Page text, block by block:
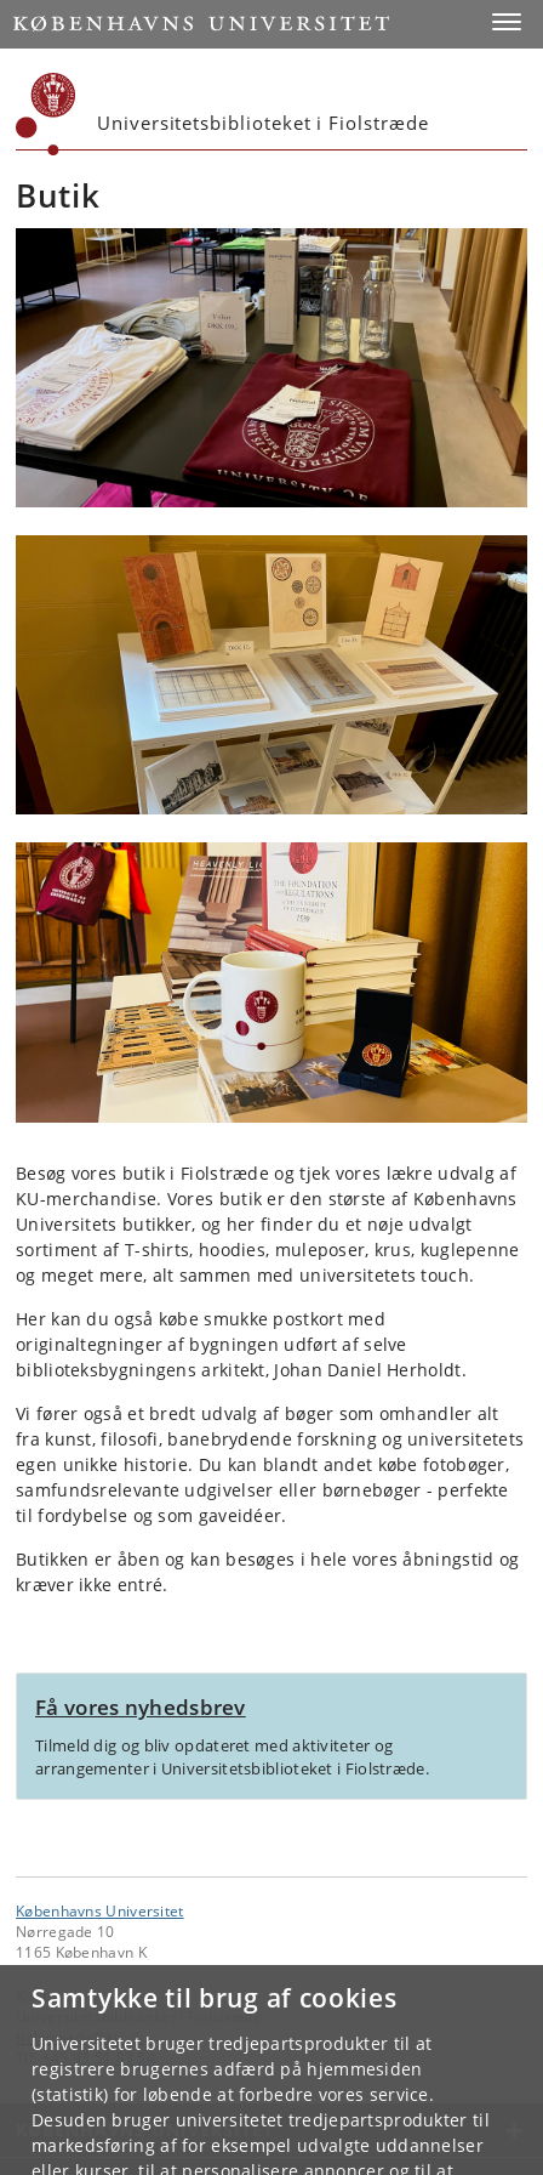
Samtykke til brug af cookies
Universitetet bruger tredjepartsprodukter til at
registrere brugernes adfærd på hjemmesiden
(statistik) for løbende at forbedre vores service.
Desuden bruger universitetet tredjepartsprodukter til
markedsføring af for eksempel udvalgte uddannelser
Start
Universitetsbiblioteket i Fiolstræde
Butik
Besøg vores butik i Fiolstræde og tjek vores lækre udvalg af
KU-merchandise. Vores butik er den største af Københavns
Universitets butikker, og her finder du et nøje udvalgt
sortiment af T-shirts, hoodies, muleposer, krus, kuglepenne
og meget mere, alt sammen med universitetets touch.
Her kan du også købe smukke postkort med
originaltegninger af bygningen udført af selve
biblioteksbygningens arkitekt, Johan Daniel Herholdt.
Vi fører også et bredt udvalg af bøger som omhandler alt
fra kunst, filosofi, banebrydende forskning og universitetets
egen unikke historie. Du kan blandt andet købe fotobøger,
samfundsrelevante udgivelser eller børnebøger - perfekte
til fordybelse og som gaveidéer.
Butikken er åben og kan besøges i hele vores åbningstid og
kræver ikke entré.
Få vores nyhedsbrev
Tilmeld dig og bliv opdateret med aktiviteter og
arrangementer i Universitetsbiblioteket i Fiolstræde.
Københavns Universitet
Nørregade 10
1165 København K
Kontakt:
Universitetsbiblioteket i Fiolstræde
fiolstraede@ku.dk
KØBENHAVNS UNIVERSITET